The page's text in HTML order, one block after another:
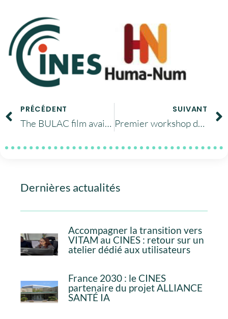
PRÉCÉDENT
The BULAC film available online
SUIVANT
Premier workshop de l’action COST Mobilise à Sofia (Bulgarie)
Dernières actualités
Accompagner la transition vers
VITAM au CINES : retour sur un
atelier dédié aux utilisateurs
France 2030 : le CINES
partenaire du projet ALLIANCE
SANTÉ IA